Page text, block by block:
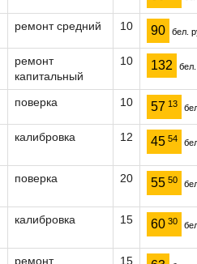
ремонт средний 10 90 бел.
ремонт
капитальный
10 132
поверка 10 57 13
калибровка 12 45 54
поверка 20 55 50
калибровка 15 60 30
ремонт 15